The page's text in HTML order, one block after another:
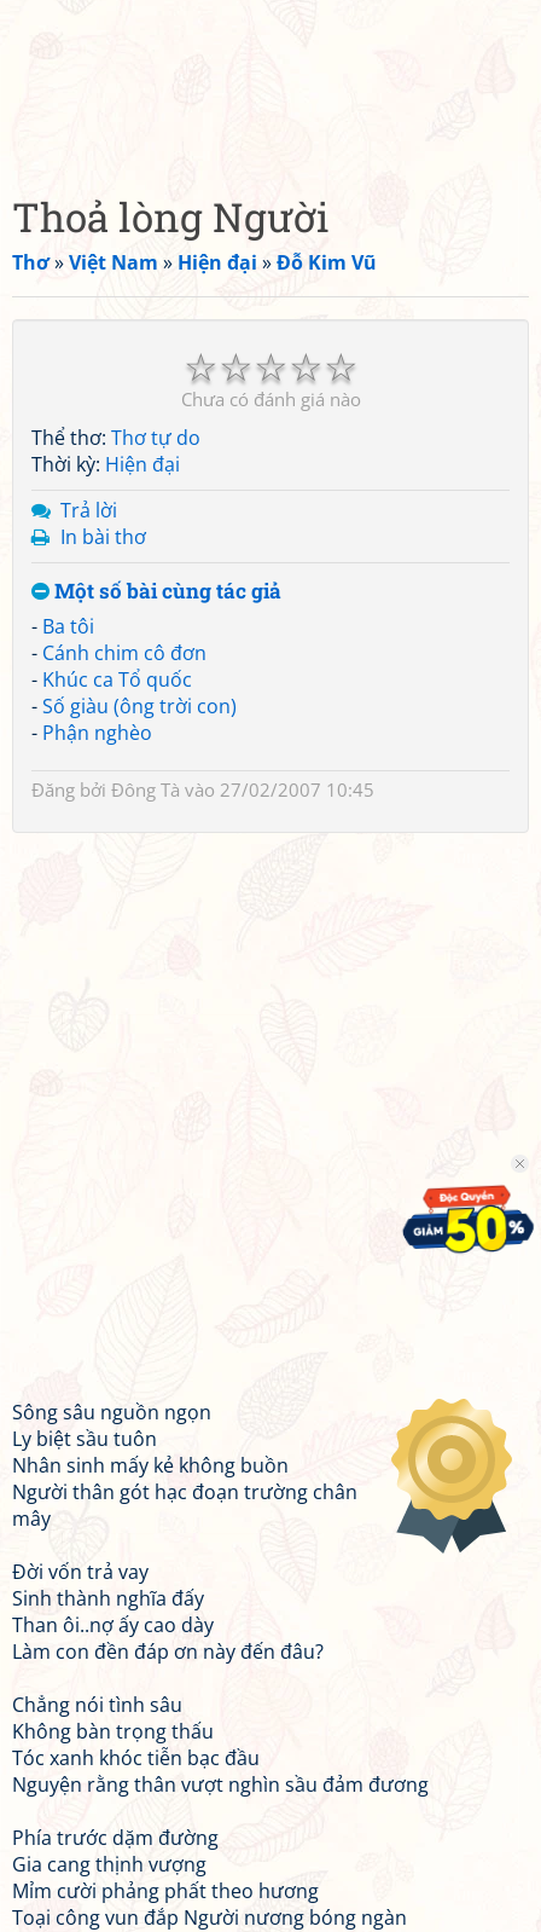
Thoả lòng Người
Thơ»Việt Nam » Hiện đại »Đỗ Kim Vũ
☆
☆
☆
☆
☆
Chưa có đánh giá nào
Thể thơ: Thơ tự do
Thời kỳ: Hiện đại
Trả lời
In bài thơ
Một số bài cùng tác giả
- Ba tôi
- Cánh chim cô đơn
- Khúc ca Tổ quốc
-Số giàu (ông trời con)
- Phận nghèo
Đăng bởi Đông Tà vào 27/02/2007 10:45
Sông sâu nguồn ngọn
Ly biệt sầu tuôn
Nhân sinh mấy kẻ không buồn
Người thân gót hạc đoạn trường chân
mây
Đời vốn trả vay
Sinh thành nghĩa đấy
Than ôi..nợ ấy cao dày
Làm con đền đáp ơn này đến đâu?
Chẳng nói tình sâu
Không bàn trọng thấu
Tóc xanh khóc tiễn bạc đầu
Nguyện rằng thân vượt nghìn sầu đảm đương
Phía trước dặm đường
Gia cang thịnh vượng
Mỉm cười phảng phất theo hương
Toại công vun đắp Người nương bóng ngàn